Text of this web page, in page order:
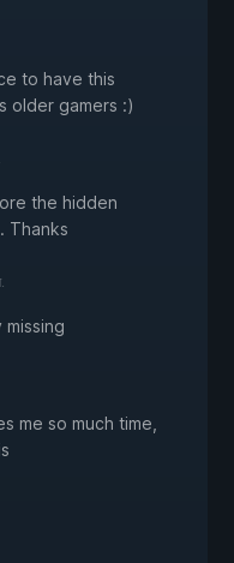
to have this
older gamers :)
the hidden
Thanks
me so much time,